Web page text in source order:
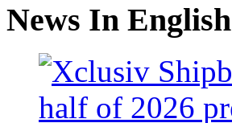
News In English